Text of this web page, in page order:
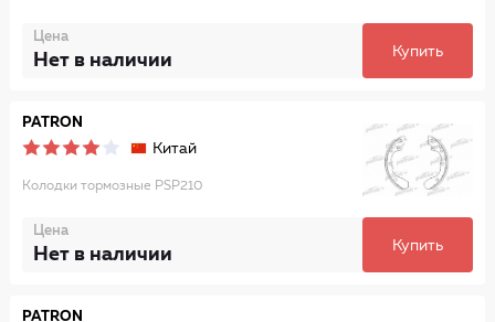
Цена
Нет в наличии Купить
PATRON
Китай
Колодки тормозные PSP210
Цена
Нет в наличии Купить
PATRON